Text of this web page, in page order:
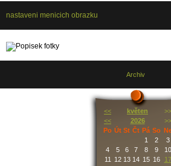
nastaveni menicich obrazku
Archiv
<< květen
>>
<<
2026
>>
Po Út St Čt Pá So
1
2
3
4
5 6 7 8 9
10
11
12 13 14 15 16
17